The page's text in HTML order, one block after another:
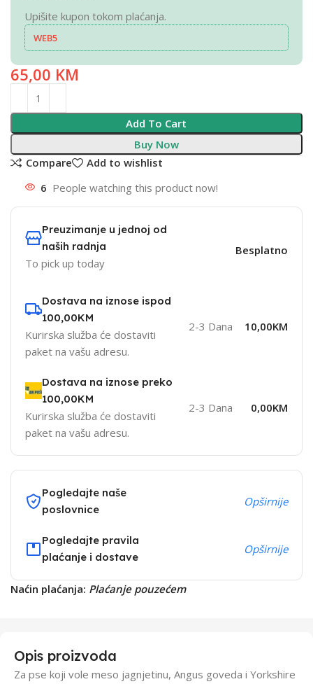
Upišite kupon tokom plaćanja.
WEB5
65,00 KM
Add To Cart
Buy Now
Compare
Add to wishlist
6 People watching this product now!
Preuzimanje u jednoj od
naših radnja
To pick up today
Besplatno
Dostava na iznose ispod
100,00KM
Kurirska služba će dostaviti
paket na vašu adresu.
2-3 Dana 10,00KM
Dostava na iznose preko
100,00KM
Kurirska služba će dostaviti
paket na vašu adresu.
2-3 Dana 0,00KM
Pogledajte naše
poslovnice
Opširnije
Pogledajte pravila
plaćanje i dostave
Opširnije
Naćin plaćanja: Plaćanje pouzećem
Opis proizvoda
Za pse koji vole meso jagnjetinu, Angus goveda i Yorkshire